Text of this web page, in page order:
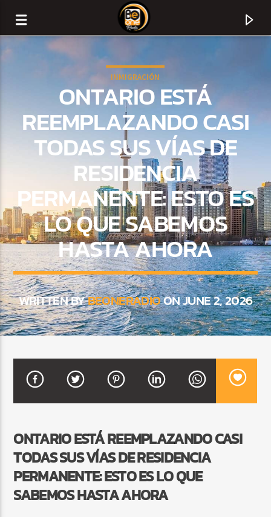
CURRENT TRACK
TITLE
ARTIST
CURRENT SHOW
FIESTA DJ MIX
INMIGRACIÓN
ONTARIO ESTÁ
REEMPLAZANDO CASI
TODAS SUS VÍAS DE
RESIDENCIA
PERMANENTE: ESTO ES
LO QUE SABEMOS
HASTA AHORA
WRITTEN BYBEONERADIOON JUNE 2, 2026
ONTARIO ESTÁ REEMPLAZANDO CASI
TODAS SUS VÍAS DE RESIDENCIA
PERMANENTE: ESTO ES LO QUE
SABEMOS HASTA AHORA